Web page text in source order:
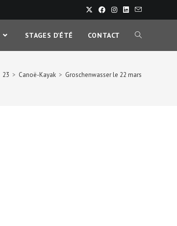
STAGES D’ÉTÉ CONTACT
23 > Canoë-Kayak > Groschenwasser le 22 mars